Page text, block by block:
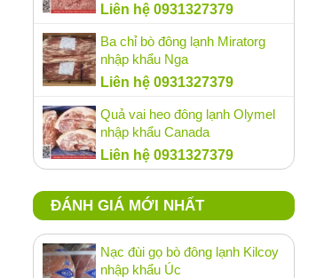
Liên hệ 0931327379
Ba chỉ bò đông lạnh Miratorg
nhập khẩu Nga
Liên hệ 0931327379
Quả vai heo đông lạnh Olymel
nhập khẩu Canada
Liên hệ 0931327379
ĐÁNH GIÁ MỚI NHẤT
Nạc đùi gọ bò đông lạnh Kilcoy
nhập khẩu Úc